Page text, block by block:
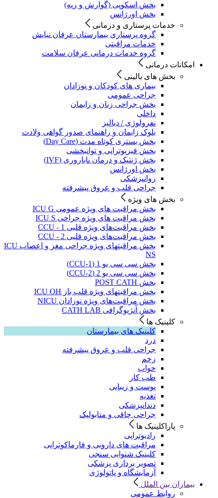
بخش اسکوپی (گوارش و ریه)
بخش اورژانس
خدمات پرستاری و درمانی
گروه پرستاری بیمارستان عرفان نیایش
خدمات مراقبتی
گروه خدمات درمانی عرفان سلامت
امکانات درمانی
بخش های بالینی
بیماری های کودکان و نوزادان
جراحی عمومی
بخش جراحی زنان و زایمان
داخلی
نفرولوژی / دیالیز
بلوک زایمان و راهنمای صدور گواهی ولادت
بخش بستری کوتاه مدت (Day Care)
بخش فیزیوتراپی و توانبخشی
بخش ژنتیک و درمان ناباروری (IVF)
بخش اورژانس
روانپزشکی
جراحی قلب و عروق پیشرفته
بخش های ویژه
بخش مراقبت های ویژه عمومی ICU G
بخش مراقبت های ویژه جراحی ICU S
بخش مراقبت‌های ویژه قلبی CCU - 1
بخش مراقبت‌های ویژه قلبی CCU - 2
بخش مراقبتهای ویژه جراحی مغز و اعصاب ICU
NS
بخش سی سی یو 1 (CCU-1)
بخش سی سی یو 2 (CCU-2)
بخش POST CATH
بخش مراقبتهای ویژه قلب باز ICU OH
بخش مراقبت‌های ویژه نوزادان NICU
بخش آنژیوگرافی CATH LAB
کلینیک ها
کلینیک های بیمارستان
درد
جراحی قلب و عروق پیشرفته
زخم
خواب
طب کار
پوست و زیبایی
تغذیه
دندانپزشکی
جراحی چاقی و متابولیک
پاراکلینیک ها
رادیوتراپی
مراقبت های دارویی و فارماکوتراپی
کلینیک شنوایی سنجی
تصویر برداری پزشکی
آزمایشگاه و پاتولوژی
بیماران بین الملل
روابط عمومی